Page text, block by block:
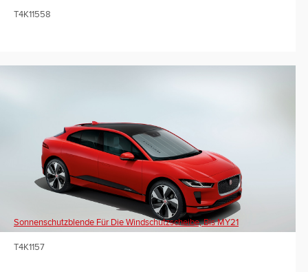
T4K11558
Sonnenschutzblende Für Die Windschutzscheibe, Bis MY21
T4K1157